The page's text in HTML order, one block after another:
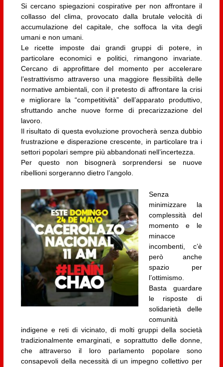
Si cercano spiegazioni cospirative per non affrontare il
collasso del clima, provocato dalla brutale velocità di
accumulazione del capitale, che soffoca la vita degli
umani e non umani.
Le ricette imposte dai grandi gruppi di potere, in
particolare economici e politici, rimangono invariate.
Cercano di approfittare del momento per accelerare
l’estrattivismo attraverso una maggiore flessibilità delle
normative ambientali, con il pretesto di affrontare la crisi
e migliorare la “competitività” dell’apparato produttivo,
sfruttando anche nuove forme di precarizzazione del
lavoro.
Il risultato di questa evoluzione provocherà senza dubbio
frustrazione e disperazione crescente, in particolare tra i
settori popolari sempre più abbandonati nell’incertezza.
Per questo non bisognerà sorprendersi se nuove
ribellioni sorgeranno dietro l’angolo.
Senza
minimizzare la
complessità del
momento e le
minacce
incombenti, c’è
però anche
spazio per
l’ottimismo.
Basta guardare
le risposte di
solidarietà delle
comunità
indigene e reti di vicinato, di molti gruppi della società
tradizionalmente emarginati, e soprattutto delle donne,
che attraverso il loro parlamento popolare sono
consapevoli della necessità di un impegno collettivo per